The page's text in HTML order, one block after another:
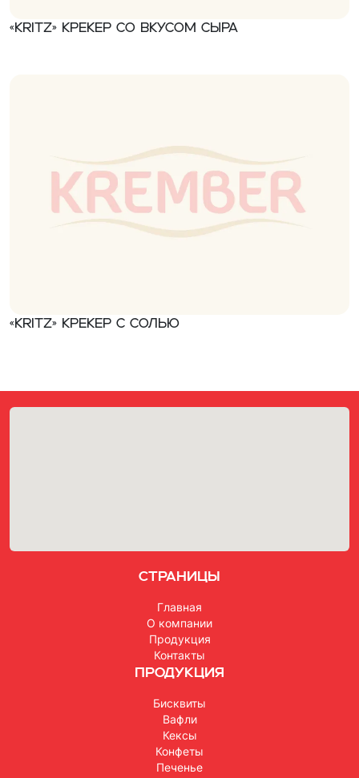
«Kritz» Крекер со вкусом сыра
«Kritz» Крекер с солью
Страницы
Главная
О компании
Продукция
Контакты
Продукция
Бисквиты
Вафли
Кексы
Конфеты
Печенье